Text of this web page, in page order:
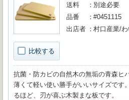
比較する
送料
別途必要
品番
#0451115
出店者
村口産業/わ
抗菌・防カビの自然木の無垢の青森ヒ
薄くて軽い使い勝手がいいサイズです
るほど、刃が喜ぶ木製まな板です。